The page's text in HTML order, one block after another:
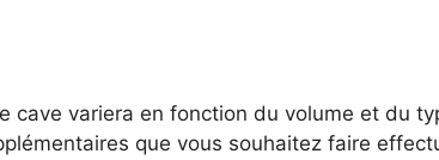
cave variera en fonction du volume et du
que vous souhaitez faire